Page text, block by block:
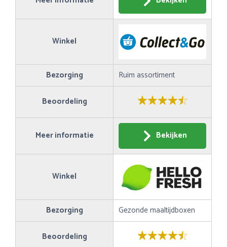
Winkel
Bezorging Ruim assortiment
Beoordeling
Meer informatie Bekijken
Winkel
Bezorging Gezonde maaltijdboxen
Beoordeling